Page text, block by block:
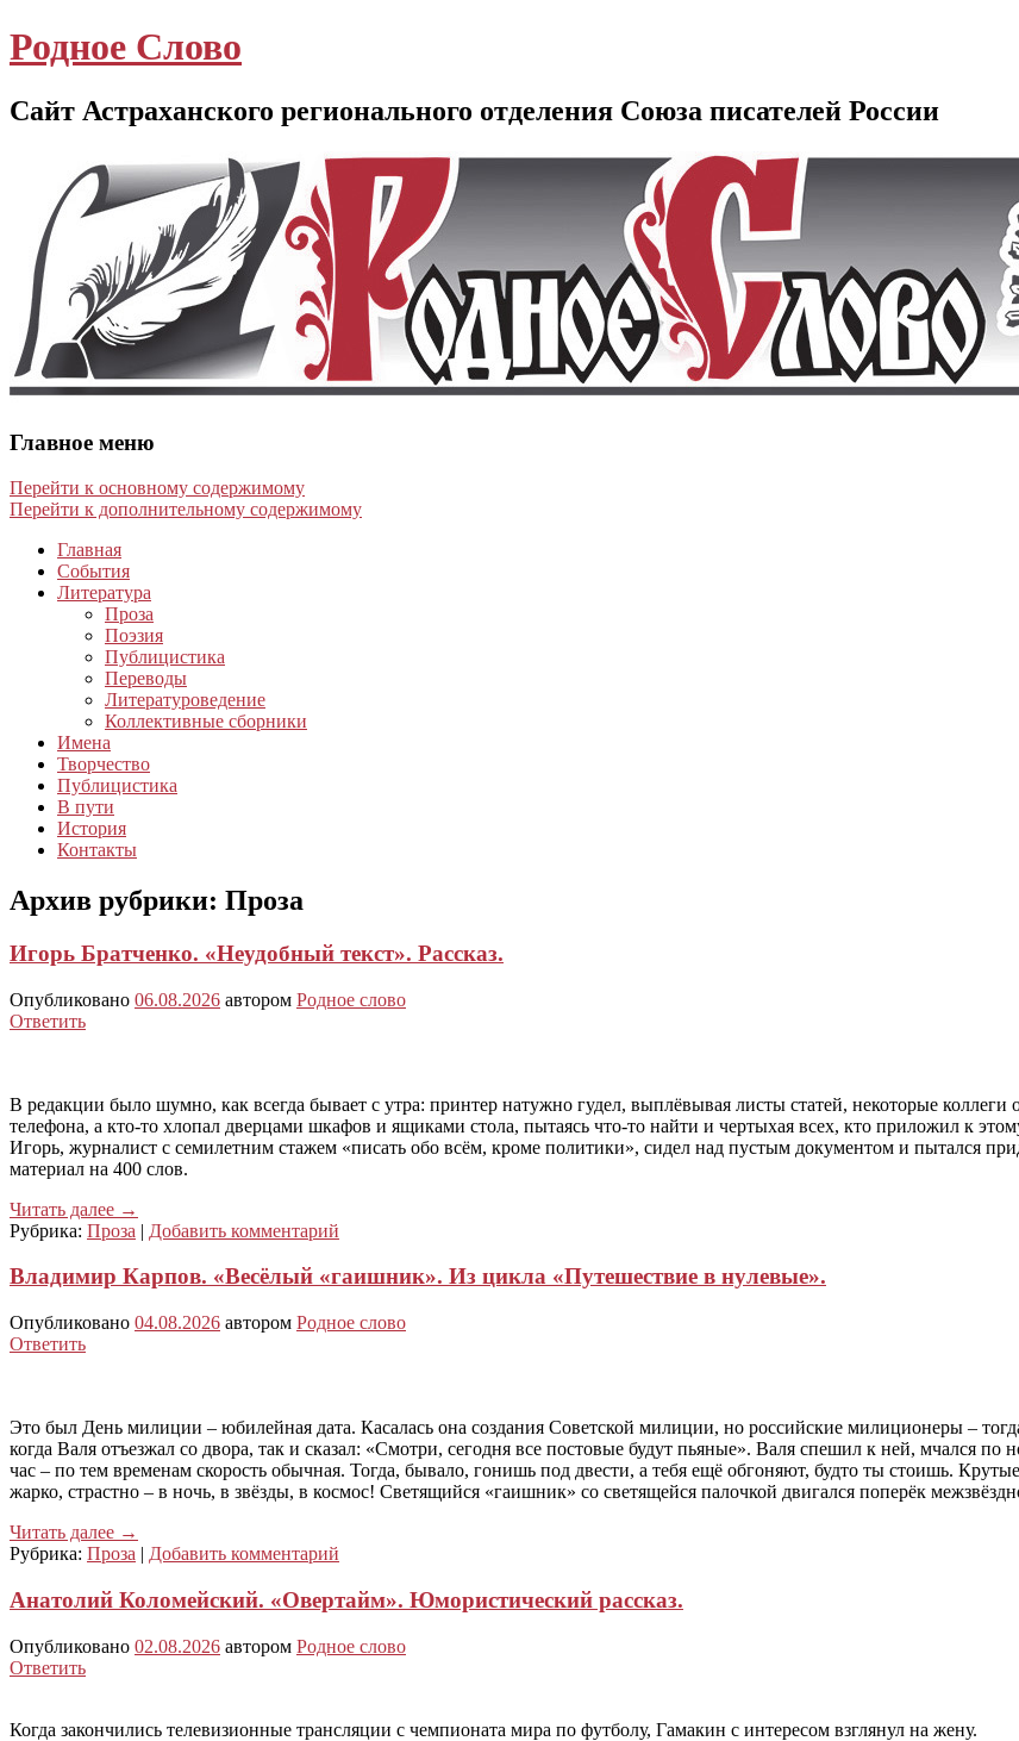
Родное Слово
Сайт Астраханского регионального отделения Союза писателей России
Главное меню
Перейти к основному содержимому
Перейти к дополнительному содержимому
Главная
События
Литература
Проза
Поэзия
Публицистика
Переводы
Литературоведение
Коллективные сборники
Имена
Творчество
Публицистика
В пути
История
Контакты
Архив рубрики: Проза
Игорь Братченко. «Неудобный текст». Рассказ.
Опубликовано 06.08.2026 автором Родное слово
Ответить
В редакции было шумно, как всегда бывает с утра: принтер натужно гудел, выплёвывая листы статей, некоторые
телефона, а кто-то хлопал дверцами шкафов и ящиками стола, пытаясь что-то найти и чертыхая всех, кто приложил к
Игорь, журналист с семилетним стажем «писать обо всём, кроме политики», сидел над пустым документом и пытался
материал на 400 слов.
Читать далее →
Рубрика: Проза | Добавить комментарий
Владимир Карпов. «Весёлый «гаишник». Из цикла «Путешествие в нулевые».
Опубликовано 04.08.2026 автором Родное слово
Ответить
Это был День милиции – юбилейная дата. Касалась она создания Советской милиции, но российские милиционеры –
когда Валя отъезжал со двора, так и сказал: «Смотри, сегодня все постовые будут пьяные». Валя спешил к ней, мчался по
час – по тем временам скорость обычная. Тогда, бывало, гонишь под двести, а тебя ещё обгоняют, будто ты стоишь.
жарко, страстно – в ночь, в звёзды, в космос! Светящийся «гаишник» со светящейся палочкой двигался поперёк
Читать далее →
Рубрика: Проза | Добавить комментарий
Анатолий Коломейский. «Овертайм». Юмористический рассказ.
Опубликовано 02.08.2026 автором Родное слово
Ответить
Когда закончились телевизионные трансляции с чемпионата мира по футболу, Гамакин с интересом взглянул на жену.